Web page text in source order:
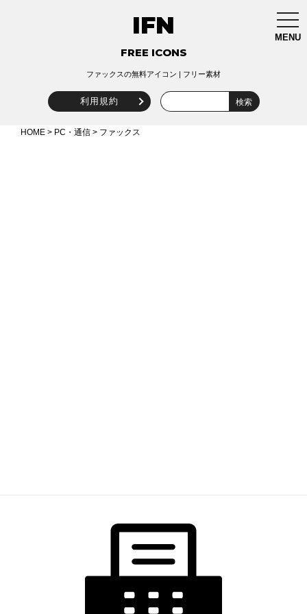
MENU
IFN
FREE ICONS
ファックスの無料アイコン | フリー素材
利用規約
HOME > PC・通信 > ファックス